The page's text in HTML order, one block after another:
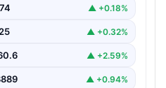
▲ +0.18%
▲ +0.32%
▲ +2.59%
▲ +0.94%